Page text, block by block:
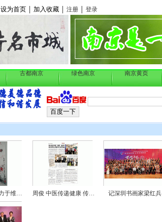
设为首页 加入收藏│ 注册│ 登录
古都南京 南京黄页
绿色南京
城市名片网 之力于维护国家安.. 周俊 中医传递健康 传递和平.. 记深圳书画家梁红兵